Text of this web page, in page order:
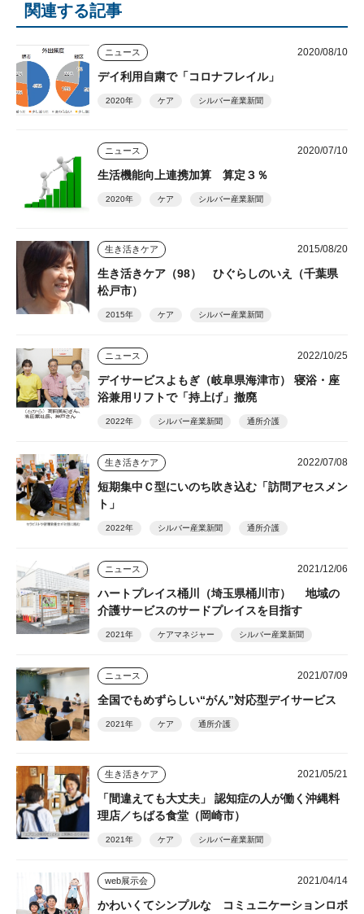
関連する記事
ニュース 2020/08/10
デイ利用自粛で「コロナフレイル」
2020年 ケア シルバー産業新聞
ニュース 2020/07/10
生活機能向上連携加算 算定３％
2020年 ケア シルバー産業新聞
生き活きケア 2015/08/20
生き活きケア（98） ひぐらしのいえ（千葉県
松戸市）
2015年 ケア シルバー産業新聞
ニュース 2022/10/25
デイサービスよもぎ（岐阜県海津市） 寝浴・座
浴兼用リフトで「持上げ」撤廃
2022年 シルバー産業新聞 通所介護
生き活きケア 2022/07/08
短期集中Ｃ型にいのち吹き込む「訪問アセスメン
ト」
2022年 シルバー産業新聞 通所介護
ニュース 2021/12/06
ハートプレイス桶川（埼玉県桶川市） 地域の
介護サービスのサードプレイスを目指す
2021年 ケアマネジャー シルバー産業新聞
ニュース 2021/07/09
全国でもめずらしい“がん”対応型デイサービス
2021年 ケア 通所介護
生き活きケア 2021/05/21
「間違えても大丈夫」 認知症の人が働く沖縄料
理店／ちばる食堂（岡崎市）
2021年 ケア シルバー産業新聞
web展示会 2021/04/14
かわいくてシンプルな コミュニケーションロボ